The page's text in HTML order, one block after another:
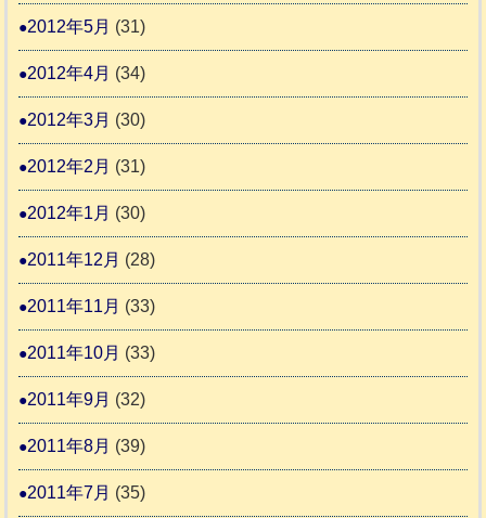
2012年5月 (31)
2012年4月 (34)
2012年3月 (30)
2012年2月 (31)
2012年1月 (30)
2011年12月 (28)
2011年11月 (33)
2011年10月 (33)
2011年9月 (32)
2011年8月 (39)
2011年7月 (35)